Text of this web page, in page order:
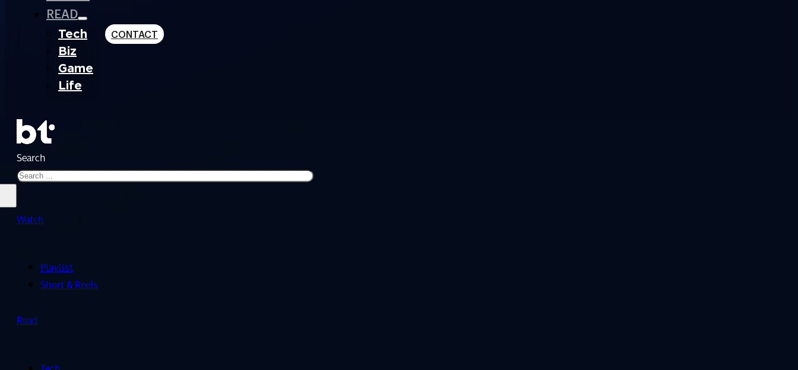
READ
Tech
Biz
Game
Life
CONTACT
Search
Watch
Playlist
Short & Reels
Read